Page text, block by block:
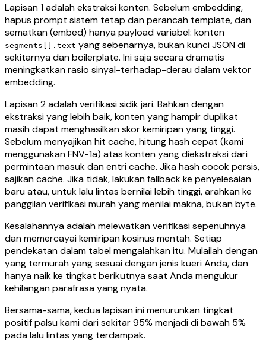
Lapisan 1 adalah ekstraksi konten. Sebelum embedding,
hapus prompt sistem tetap dan perancah template, dan
sematkan (embed) hanya payload variabel: konten
segments[].text yang sebenarnya, bukan kunci JSON di
sekitarnya dan boilerplate. Ini saja secara dramatis
meningkatkan rasio sinyal-terhadap-derau dalam vektor
embedding.
Lapisan 2 adalah verifikasi sidik jari. Bahkan dengan
ekstraksi yang lebih baik, konten yang hampir duplikat
masih dapat menghasilkan skor kemiripan yang tinggi.
Sebelum menyajikan hit cache, hitung hash cepat (kami
menggunakan FNV-1a) atas konten yang diekstraksi dari
permintaan masuk dan entri cache. Jika hash cocok persis,
sajikan cache. Jika tidak, lakukan fallback ke penyelesaian
baru atau, untuk lalu lintas bernilai lebih tinggi, arahkan ke
panggilan verifikasi murah yang menilai makna, bukan byte.
Kesalahannya adalah melewatkan verifikasi sepenuhnya
dan memercayai kemiripan kosinus mentah. Setiap
pendekatan dalam tabel mengalahkan itu. Mulailah dengan
yang termurah yang sesuai dengan jenis kueri Anda, dan
hanya naik ke tingkat berikutnya saat Anda mengukur
kehilangan parafrasa yang nyata.
Bersama-sama, kedua lapisan ini menurunkan tingkat
positif palsu kami dari sekitar 95% menjadi di bawah 5%
pada lalu lintas yang terdampak.